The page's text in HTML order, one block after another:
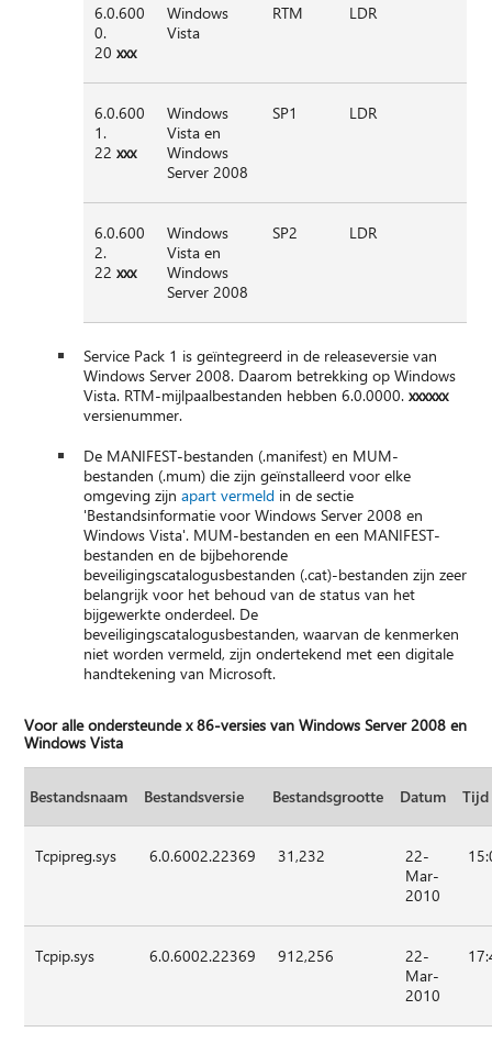
6.0.600
0.
20xxx
Windows
Vista
RTM LDR
6.0.600
1.
22xxx
Windows
Vista en
Windows
Server 2008
SP1 LDR
6.0.600
2.
22xxx
Windows
Vista en
Windows
Server 2008
SP2 LDR
Service Pack 1 is geïntegreerd in de releaseversie van
Windows Server 2008. Daarom betrekking op Windows
Vista. RTM-mijlpaalbestanden hebben 6.0.0000.xxxxxx
versienummer.
De MANIFEST-bestanden (.manifest) en MUM-
bestanden (.mum) die zijn geïnstalleerd voor elke
omgeving zijnapart vermeld in de sectie
'Bestandsinformatie voor Windows Server 2008 en
Windows Vista'. MUM-bestanden en een MANIFEST-
bestanden en de bijbehorende
beveiligingscatalogusbestanden (.cat)-bestanden zijn zeer
belangrijk voor het behoud van de status van het
bijgewerkte onderdeel. De
beveiligingscatalogusbestanden, waarvan de kenmerken
niet worden vermeld, zijn ondertekend met een digitale
handtekening van Microsoft.
Voor alle ondersteunde x 86-versies van Windows Server 2008 en
Windows Vista
Bestandsnaam Bestandsversie Bestandsgrootte Datum Tijd
Tcpipreg.sys 6.0.6002.22369 31,232
22-
Mar-
2010
Tcpip.sys 6.0.6002.22369 912,256
22-
Mar-
2010